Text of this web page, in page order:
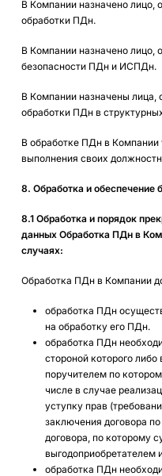
В Компании назначено лицо,
обработки ПДн.
В Компании назначено лицо,
безопасности ПДн и ИСПДн.
В Компании назначены лица,
обработки ПДн в
В обработке ПДн в Компании
выполнения своих
8. Обработка и обеспечение
8.1 Обработка и порядок
данных Обработка ПДн в
случаях:
Обработка ПДн в Компании
обработка ПДн
на обработку его ПДн.
обработка ПДн
стороной которого
поручителем по
числе в случае
уступку прав
заключения договора
договора, по которому
выгодоприобретателем
обработка ПДн